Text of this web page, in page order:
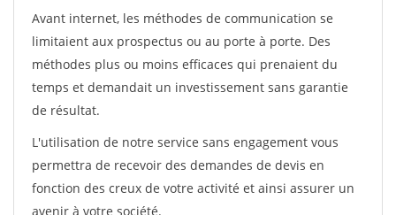
Avant internet, les méthodes de communication se
limitaient aux prospectus ou au porte à porte. Des
méthodes plus ou moins efficaces qui prenaient du
temps et demandait un investissement sans garantie
de résultat.
L'utilisation de notre service sans engagement vous
permettra de recevoir des demandes de devis en
fonction des creux de votre activité et ainsi assurer un
avenir à votre société.